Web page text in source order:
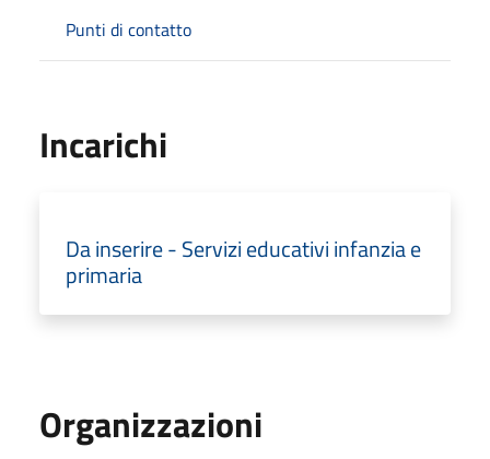
Punti di contatto
Incarichi
Da inserire - Servizi educativi infanzia e
primaria
Organizzazioni